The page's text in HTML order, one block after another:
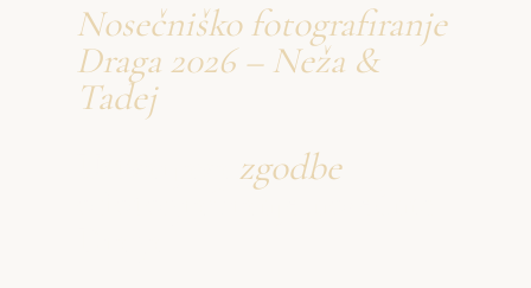
Nosečniško fotografiranje
Draga 2026 – Neža &
Tadej
zgodbe
o fotografiranje nosečnic